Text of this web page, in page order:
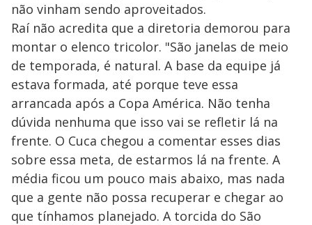
não vinham sendo aproveitados.
Raí não acredita que a diretoria demorou para
montar o elenco tricolor. "São janelas de meio
de temporada, é natural. A base da equipe já
estava formada, até porque teve essa
arrancada após a Copa América. Não tenha
dúvida nenhuma que isso vai se refletir lá na
frente. O Cuca chegou a comentar esses dias
sobre essa meta, de estarmos lá na frente. A
média ficou um pouco mais abaixo, mas nada
que a gente não possa recuperar e chegar ao
que tínhamos planejado. A torcida do São